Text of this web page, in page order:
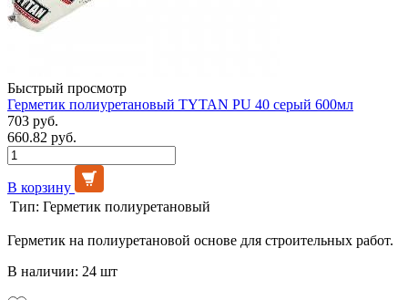
Быстрый просмотр
Герметик полиуретановый TYTAN PU 40 серый 600мл
703 руб.
660.82 руб.
В корзину
Тип: Герметик полиуретановый
Герметик на полиуретановой основе для строительных работ.
В наличии: 24 шт